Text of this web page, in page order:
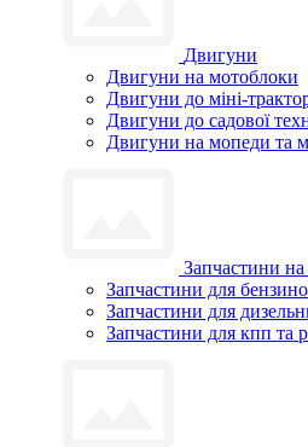
Двигуни
Двигуни на мотоблоки
Двигуни до міні-
Двигуни до садової
Двигуни на мопеди та
Запчастини
Запчастини для
Запчастини для
Запчастини для кпп та